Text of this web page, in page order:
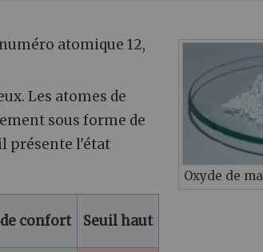
Oxyde de
atomique 12,
Les atomes de
sous forme de
présente l'état
confort Seuil haut